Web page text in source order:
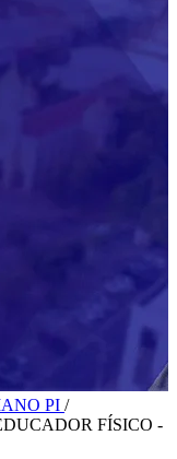
PI /
FÍSICO -